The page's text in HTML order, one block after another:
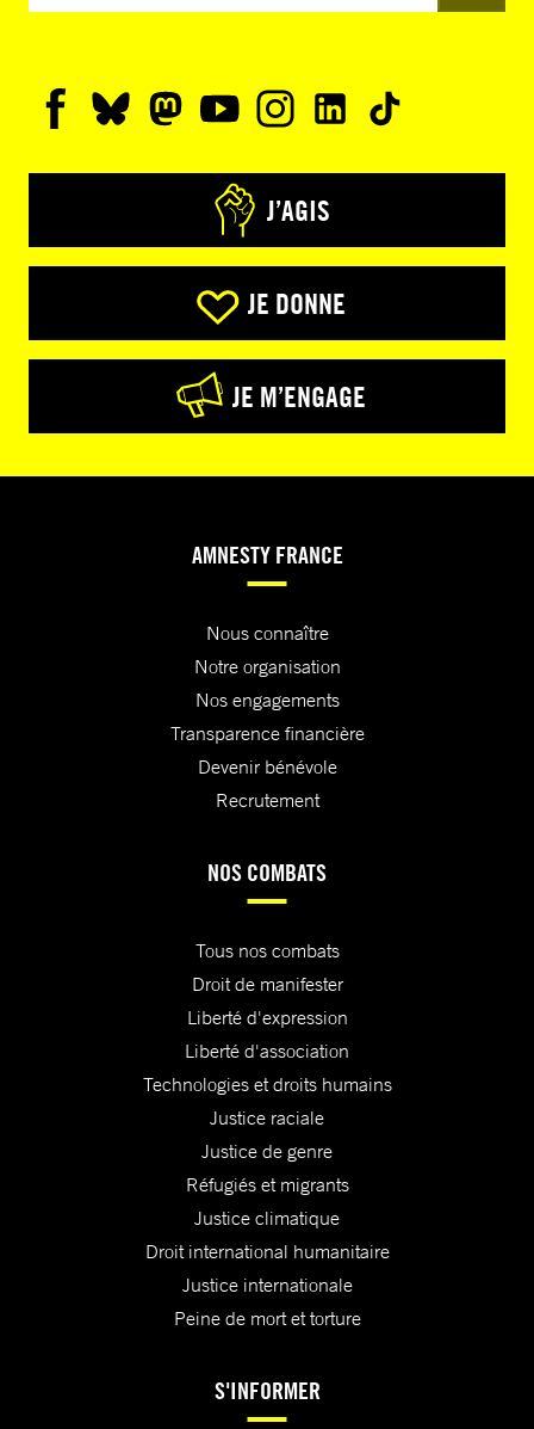
J’AGIS
JE DONNE
JE M’ENGAGE
AMNESTY FRANCE
Nous connaître
Notre organisation
Nos engagements
Transparence financière
Devenir bénévole
Recrutement
NOS COMBATS
Tous nos combats
Droit de manifester
Liberté d'expression
Liberté d'association
Technologies et droits humains
Justice raciale
Justice de genre
Réfugiés et migrants
Justice climatique
Droit international humanitaire
Justice internationale
Peine de mort et torture
S'INFORMER